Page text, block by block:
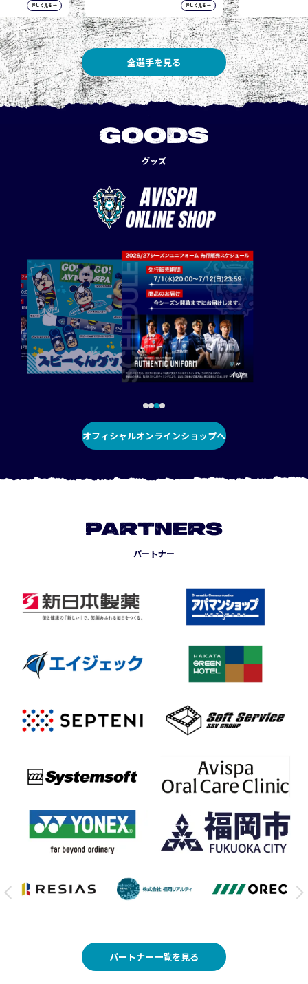
詳しく見る → 詳しく見る →
全選手を見る
GOODS
グッズ
オフィシャルオンラインショップへ
PARTNERS
パートナー
パートナー一覧を見る